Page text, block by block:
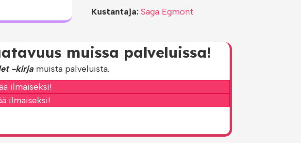
Kustantaja: Saga Egmont
muissa palveluissa!
-kirja muista palveluista.
ilmaiseksi!
ilmaiseksi!